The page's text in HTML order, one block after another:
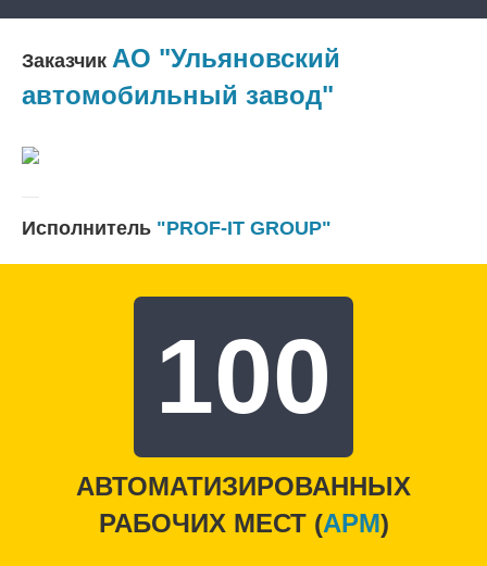
Заказчик АО "Ульяновский
автомобильный завод"
Исполнитель "PROF-IT GROUP"
100
АВТОМАТИЗИРОВАННЫХ
РАБОЧИХ МЕСТ (APM)